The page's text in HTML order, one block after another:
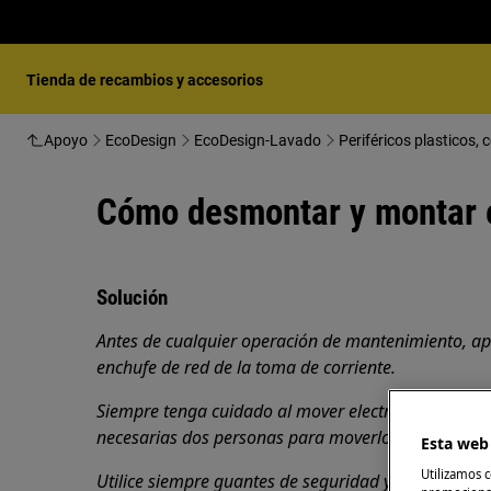
Tienda de recambios y accesorios
Apoyo EcoDesign EcoDesign-Lavado Periféricos plasticos,
Cómo desmontar y
Solución
Antes de cualquier operación de mantenimiento,
enchufe de red de la toma de corriente.
Siempre tenga cuidado al mover
necesarias dos personas para moverlos.
Utilice siempre guantes de seguridad y calzado
Esta
Utilizamos